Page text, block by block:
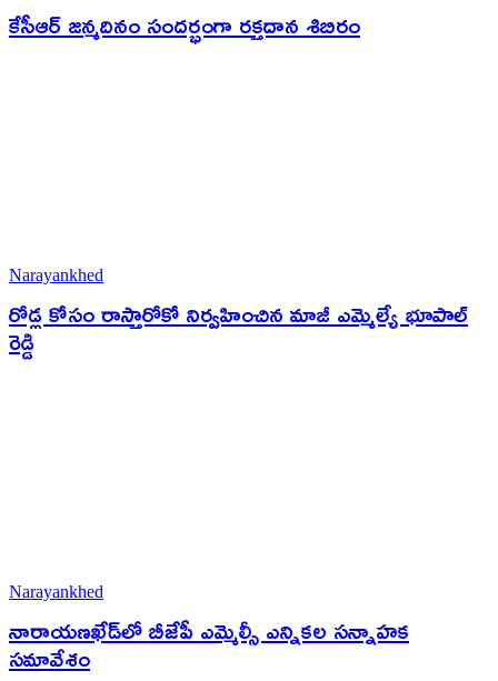
కేసీఆర్ జన్మదినం సందర్భంగా రక్తదాన శిబిరం
Narayankhed
రోడ్ల కోసం రాస్తారోకో నిర్వహించిన మాజీ ఎమ్మెల్యే భూపాల్
రెడ్డి
Narayankhed
నారాయణఖేడ్‌లో బీజేపీ ఎమ్మెల్సీ ఎన్నికల సన్నాహక
సమావేశం